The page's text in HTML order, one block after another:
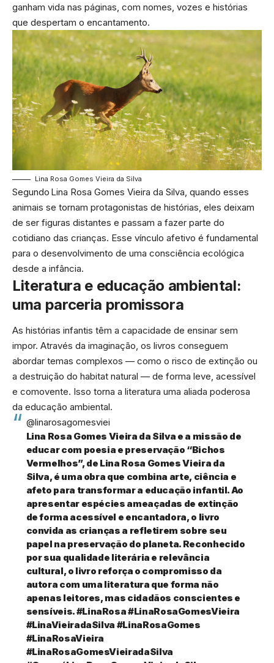
ganham vida nas páginas, com nomes, vozes e histórias
que despertam o encantamento.
Lina Rosa Gomes Vieira da Silva
Segundo Lina Rosa Gomes Vieira da Silva, quando esses
animais se tornam protagonistas de histórias, eles deixam
de ser figuras distantes e passam a fazer parte do
cotidiano das crianças. Esse vínculo afetivo é fundamental
para o desenvolvimento de uma consciência ecológica
desde a infância.
Literatura e educação ambiental:
uma parceria promissora
As histórias infantis têm a capacidade de ensinar sem
impor. Através da imaginação, os livros conseguem
abordar temas complexos — como o risco de extinção ou
a destruição do habitat natural — de forma leve, acessível
e comovente. Isso torna a literatura uma aliada poderosa
da educação ambiental.
@linarosagomesviei
Lina Rosa Gomes Vieira da Silva e a missão de
educar com poesia e preservação “Bichos
Vermelhos”, de Lina Rosa Gomes Vieira da
Silva, é uma obra que combina arte, ciência e
afeto para transformar a educação infantil. Ao
apresentar espécies ameaçadas de extinção
de forma acessível e encantadora, o livro
convida as crianças a refletirem sobre seu
papel na preservação do planeta. Reconhecido
por sua qualidade literária e relevância
cultural, o livro reforça o compromisso da
autora com uma literatura que forma não
apenas leitores, mas cidadãos conscientes e
sensíveis.#LinaRosa#LinaRosaGomesVieira
#LinaVieiradaSilva #LinaRosaGomes
#LinaRosaVieira
#LinaRosaGomesVieiradaSilva